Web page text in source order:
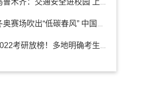
鲁木齐：交通安全进校园 上
奥赛场吹出“低碳春风” 中国行
考研放榜！多地明确考生